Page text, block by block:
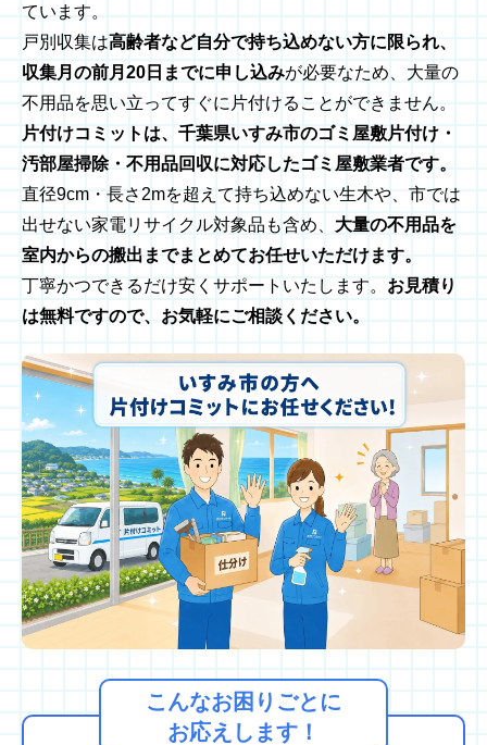
ています。
戸別収集は高齢者など自分で持ち込めない方に限られ、
収集月の前月20日までに申し込みが必要なため、大量の
不用品を思い立ってすぐに片付けることができません。
片付けコミットは、千葉県いすみ市のゴミ屋敷片付け・
汚部屋掃除・不用品回収に対応したゴミ屋敷業者です。
直径9cm・長さ2mを超えて持ち込めない生木や、市では
出せない家電リサイクル対象品も含め、 大量の不用品を
室内からの搬出までまとめてお任せいただけます。
丁寧かつできるだけ安くサポートいたします。 お見積り
は無料ですので、お気軽にご相談ください。
こんなお困りごとに
お応えします！